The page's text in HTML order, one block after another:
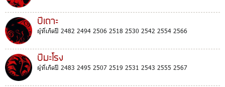
ปีเถาะ
ผู้ที่เกิดปี 2482 2494 2506 2518 2530 2542 2554 2566
ปีมะโรง
ผู้ที่เกิดปี 2483 2495 2507 2519 2531 2543 2555 2567